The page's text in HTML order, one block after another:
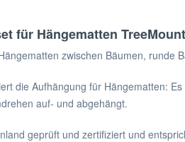
für Hängematten
zwischen Bäumen, runde
die Aufhängung für Hängematten:
auf- und abgehängt.
geprüft und zertifiziert und